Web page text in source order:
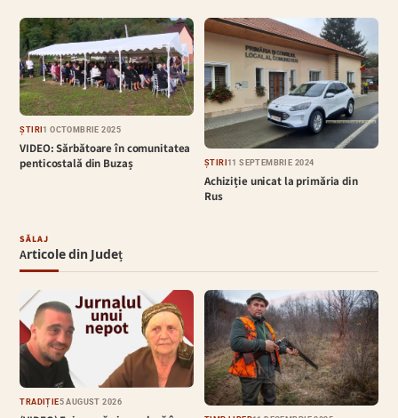
ȘTIRI1 OCTOMBRIE 2025
VIDEO: Sărbătoare în comunitatea
penticostală din Buzaș
ȘTIRI11 SEPTEMBRIE 2024
Achiziție unicat la primăria din
Rus
SĂLAJ
Articole din Județ
TRADIȚIE5 AUGUST 2026